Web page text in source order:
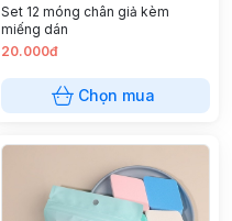
Set 12 móng chân giả kèm
miếng dán
20.000đ
Chọn mua